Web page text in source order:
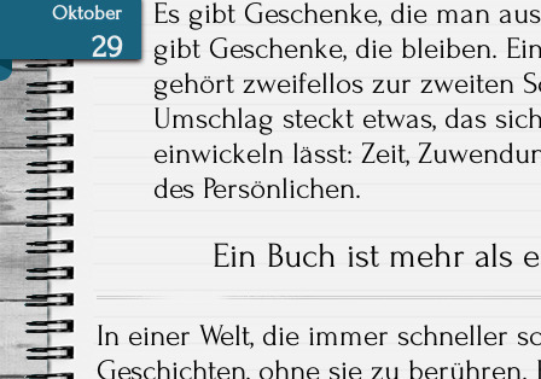
Oktober
29
Es gibt Geschenke, die man
gibt Geschenke, die bleiben.
gehört zweifellos zur zweiten
Umschlag steckt etwas, das
einwickeln lässt: Zeit,
des Persönlichen.
Ein Buch ist mehr als
In einer Welt, die immer schneller
Geschichten, ohne sie zu